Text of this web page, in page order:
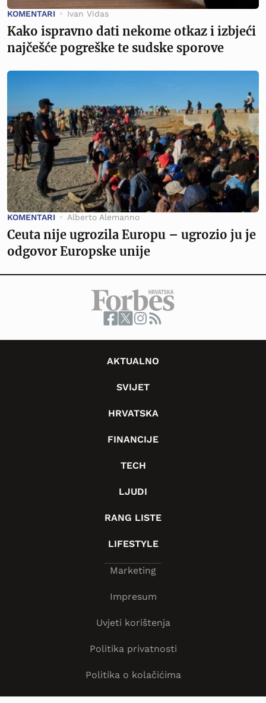
KOMENTARI Ivan Vidas
Kako ispravno dati nekome otkaz i izbjeći
najčešće pogreške te sudske sporove
KOMENTARI Alberto Alemanno
Ceuta nije ugrozila Europu – ugrozio ju je
odgovor Europske unije
AKTUALNO
SVIJET
HRVATSKA
FINANCIJE
TECH
LJUDI
RANG LISTE
LIFESTYLE
Marketing
Impresum
Uvjeti korištenja
Politika privatnosti
Politika o kolačićima